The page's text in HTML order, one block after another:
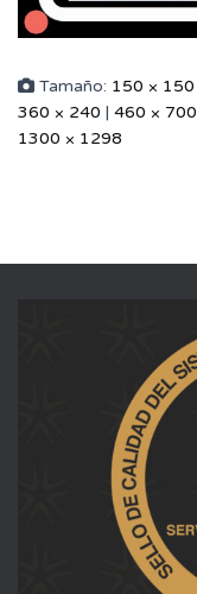
Tamaño: 150 × 150
360 × 240 | 460 × 700
1300 × 1298